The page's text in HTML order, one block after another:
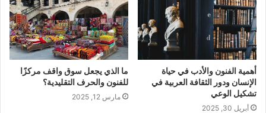
أهمية الفنون والأدب في حياة
الإنسان ودور الثقافة العربية في
تشكيل الوعي
أبريل 30, 2025
ما الذي يجعل سوق واقف مركزًا
للفنون والحرف التقليدية؟
مارس 12, 2025